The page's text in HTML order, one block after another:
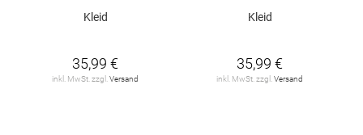
Kleid
35,99 €
inkl. MwSt. zzgl.Versand
Kleid
35,99 €
inkl. MwSt. zzgl.Versand